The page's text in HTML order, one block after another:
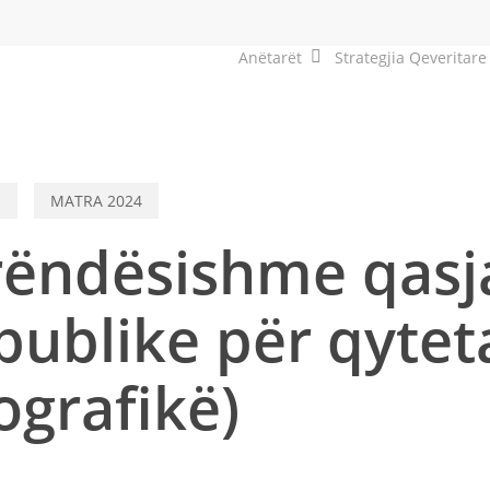
Anëtarët Strategjia Qeveritare
MATRA 2024
për